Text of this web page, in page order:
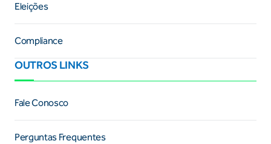
Eleições
Compliance
OUTROS LINKS
Fale Conosco
Perguntas Frequentes